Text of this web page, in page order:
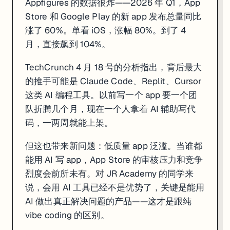
Appfigures 的数据很炸——2026 年 Q1，App Store 和 Google Play 的
TechCrunch 4 月 18 号的分析指出，背后最大的推手可能是 Claude
但这也带来新问题：低质量 app 泛滥。当谁都能用 AI 写 app，App
来源:TechCrunch
3. Perplexity 推出 Personal Computer：
Appfigures 的数据很炸——2026 年 Q1，App
Store 和 Google Play 的新 app 发布总量同比
涨了 60%。单看 iOS，涨幅 80%。到了 4
月，直接飙到 104%。
TechCrunch 4 月 18 号的分析指出，背后最大
的推手可能是 Claude Code、Replit、Cursor
这类 AI 编程工具。以前写一个 app 要一个团
队折腾几个月，现在一个人拿着 AI 辅助写代
码，一两周就能上架。
但这也带来新问题：低质量 app 泛滥。当谁都
能用 AI 写 app，App Store 的审核压力和竞争
烈度会前所未有。对 JR Academy 的同学来
说，会用 AI 工具已经不是优势了，关键是能用
AI 做出真正解决问题的产品——这才是跟纯
vibe coding 的区别。